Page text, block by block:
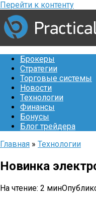
Перейти к контенту
Брокеры
Стратегии
Торговые системы
Новости
Технологии
Финансы
Бонусы
Блог трейдера
Главная » Технологии
Новинка
На чтение: 2 мин